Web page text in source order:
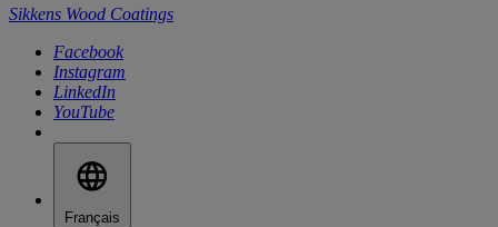
Sikkens Wood Coatings
Facebook
Instagram
LinkedIn
YouTube
Français